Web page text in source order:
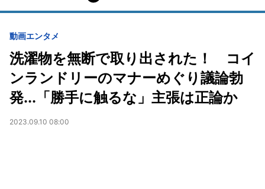
動画エンタメ
洗濯物を無断で取り出された！ コイ
ンランドリーのマナーめぐり議論勃
発...「勝手に触るな」主張は正論か
2023.09.10 08:00